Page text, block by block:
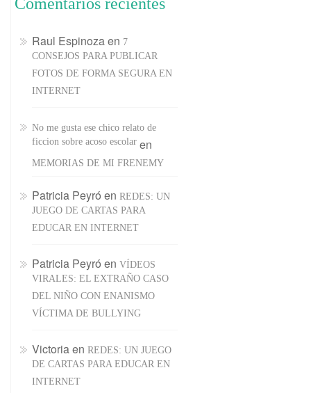
Raul Espinozaen 7
CONSEJOS PARA PUBLICAR
FOTOS DE FORMA SEGURA EN
INTERNET
No me gusta ese chico relato de
ficcion sobre acoso escolaren
MEMORIAS DE MI FRENEMY
Patricia Peyró en REDES: UN
JUEGO DE CARTAS PARA
EDUCAR EN INTERNET
Patricia Peyró en VÍDEOS
VIRALES: EL EXTRAÑO CASO
DEL NIÑO CON ENANISMO
VÍCTIMA DE BULLYING
Victoriaen REDES: UN JUEGO
DE CARTAS PARA EDUCAR EN
INTERNET